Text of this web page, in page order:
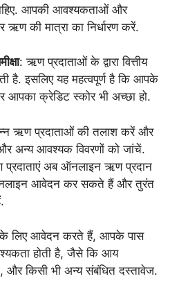
आपकी आवश्यकताओं और
ऋण की मात्रा का निर्धारण करें.
: ऋण प्रदाताओं के द्वारा वित्तीय
है. इसलिए यह महत्वपूर्ण है कि आपके
क्रेडिट स्कोर भी अच्छा हो.
ऋण प्रदाताओं की तलाश करें और
अन्य आवश्यक विवरणों को जांचें.
अब ऑनलाइन ऋण प्रदान
आवेदन कर सकते हैं और तुरंत
आवेदन करते हैं, आपके पास
होती है, जैसे कि आय
और किसी भी अन्य संबंधित दस्तावेज.